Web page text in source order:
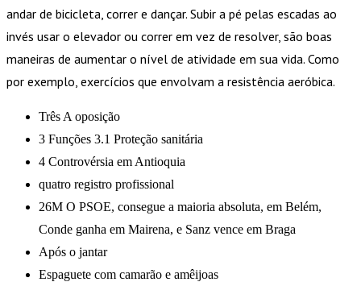
andar de bicicleta, correr e dançar. Subir a pé pelas escadas ao
invés usar o elevador ou correr em vez de resolver, são boas
maneiras de aumentar o nível de atividade em sua vida. Como
por exemplo, exercícios que envolvam a resistência aeróbica.
Três A oposição
3 Funções 3.1 Proteção sanitária
4 Controvérsia em Antioquia
quatro registro profissional
26M O PSOE, consegue a maioria absoluta, em Belém,
Conde ganha em Mairena, e Sanz vence em Braga
Após o jantar
Espaguete com camarão e amêijoas